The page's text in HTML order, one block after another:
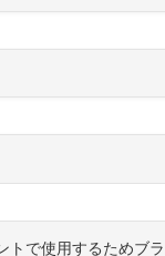
トで使用するためブ